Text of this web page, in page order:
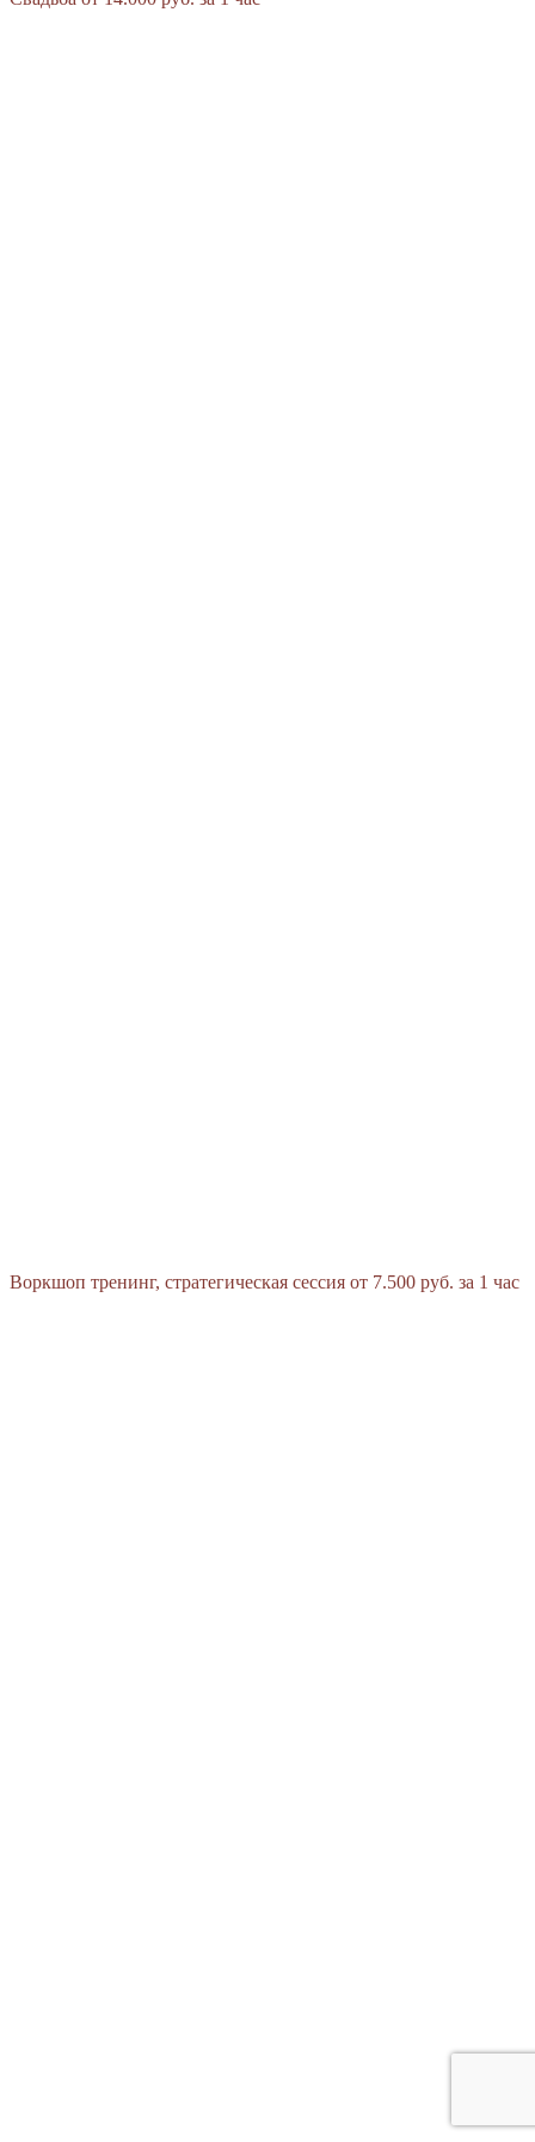
Воркшоп тренинг, стратегическая сессия от 7.500 руб. за 1 час